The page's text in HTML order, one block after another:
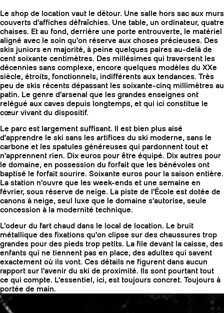
Le shop de location vaut le détour. Une salle hors sac aux murs
couverts d'affiches défraîchies. Une table, un ordinateur, quatre
chaises. Et au fond, derrière une porte entrouverte, le matériel
aligné avec le soin qu'on réserve aux choses précieuses. Des
skis juniors en majorité, à peine quelques paires au-delà de
cent soixante centimètres. Des millésimes qui traversent les
décennies sans complexe, encore quelques modèles du XXe
siècle, étroits, fonctionnels, indifférents aux tendances. Très
peu de skis récents dépassant les soixante-cinq millimètres au
patin. Le genre d'arsenal que les grandes enseignes ont
relégué aux caves depuis longtemps, et qui ici constitue le
cœur vivant du dispositif.
Le parc est largement suffisant. Il est bien plus aisé
d'apprendre le ski sans les artifices du ski moderne, sans le
carbone et les spatules généreuses qui pardonnent tout et
n'apprennent rien. Dix euros pour être équipé. Dix autres pour
le domaine, en possession du forfait que les bénévoles ont
baptisé le forfait sourire. Soixante euros pour la saison entière.
La station n'ouvre que les week-ends et une semaine en
février, sous réserve de neige. La piste de l'École est dotée de
canons à neige, seul luxe que le domaine s'autorise, seule
concession à la modernité technique.
L'odeur du fart chaud dans le local de location. Le bruit
métallique des fixations qu'on clipse sur des chaussures trop
grandes pour des pieds trop petits. La file devant la caisse, des
enfants qui ne tiennent pas en place, des adultes qui savent
exactement où ils vont. Ces détails ne figurent dans aucun
rapport sur l'avenir du ski de proximité. Ils sont pourtant tout
ce qui compte. L'essentiel, ici, est toujours concret. Toujours à
portée de main.